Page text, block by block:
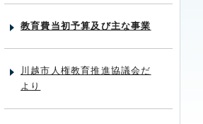
教育費当初予算及び主な事業
川越市人権教育推進協議会だ
より